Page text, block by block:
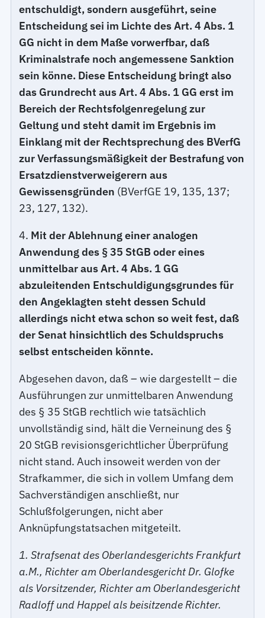
entschuldigt, sondern ausgeführt, seine
Entscheidung sei im Lichte des Art. 4 Abs. 1
GG nicht in dem Maße vorwerfbar, daß
Kriminalstrafe noch angemessene Sanktion
sein könne. Diese Entscheidung bringt also
das Grundrecht aus Art. 4 Abs. 1 GG erst im
Bereich der Rechtsfolgenregelung zur
Geltung und steht damit im Ergebnis im
Einklang mit der Rechtsprechung des BVerfG
zur Verfassungsmäßigkeit der Bestrafung von
Ersatzdienstverweigerern aus
Gewissensgründen (BVerfGE 19, 135, 137;
23, 127, 132).
4. Mit der Ablehnung einer analogen
Anwendung des § 35 StGB oder eines
unmittelbar aus Art. 4 Abs. 1 GG
abzuleitenden Entschuldigungsgrundes für
den Angeklagten steht dessen Schuld
allerdings nicht etwa schon so weit fest, daß
der Senat hinsichtlich des Schuldspruchs
selbst entscheiden könnte.
Abgesehen davon, daß – wie dargestellt – die
Ausführungen zur unmittelbaren Anwendung
des § 35 StGB rechtlich wie tatsächlich
unvollständig sind, hält die Verneinung des §
20 StGB revisionsgerichtlicher Überprüfung
nicht stand. Auch insoweit werden von der
Strafkammer, die sich in vollem Umfang dem
Sachverständigen anschließt, nur
Schlußfolgerungen, nicht aber
Anknüpfungstatsachen mitgeteilt.
1. Strafsenat des Oberlandesgerichts Frankfurt
a.M., Richter am Oberlandesgericht Dr. Glofke
als Vorsitzender, Richter am Oberlandesgericht
Radloff und Happel als beisitzende Richter.